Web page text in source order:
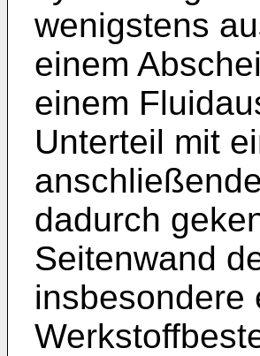
wenigstens
einem
einem
Unterteil mit
dadurch
Seitenwand
insbesondere